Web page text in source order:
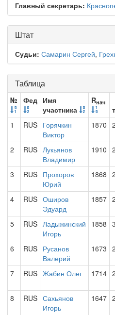
Главный секретарь:
Штат
Судьи: Самарин Сергей,
Таблица
№ Фед Имя
участника
Rнач
1
RUS Горячкин
Виктор
1870
2 RUS Лукьянов
Владимир
1910
3 RUS Прохоров
Юрий
1868
4 RUS Оширов
Эдуард
1857
5 RUS Ладыжинский
Игорь
1858
6 RUS Русанов
Валерий
1673
7 RUS Жабин Олег 1714
8 RUS Сахьянов
Игорь
1647